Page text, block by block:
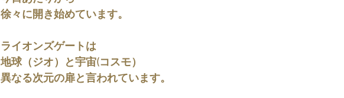
徐々に開き始めています。
ライオンズゲートは
地球（ジオ）と宇宙(コスモ）
異なる次元の扉と言われています。